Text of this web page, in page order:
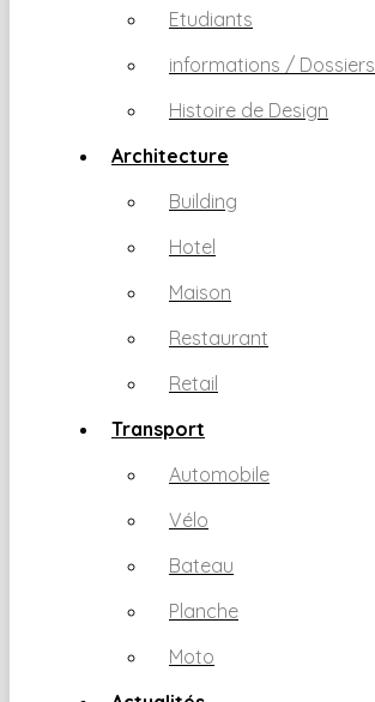
Etudiants
informations / Dossiers
Histoire de Design
Architecture
Building
Hotel
Maison
Restaurant
Retail
Transport
Automobile
Vélo
Bateau
Planche
Moto